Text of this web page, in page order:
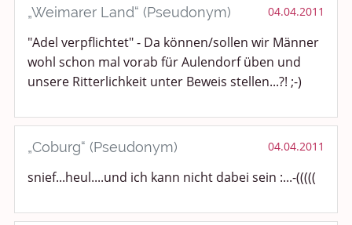
„Weimarer Land“ (Pseudonym) 04.04.2011
"Adel verpflichtet" - Da können/sollen wir Männer
wohl schon mal vorab für Aulendorf üben und
unsere Ritterlichkeit unter Beweis stellen...?! ;-)
„Coburg“ (Pseudonym) 04.04.2011
snief...heul....und ich kann nicht dabei sein :...-(((((